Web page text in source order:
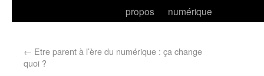
propos
numérique
← Etre parent à l’ère du numérique : ça change
quoi ?